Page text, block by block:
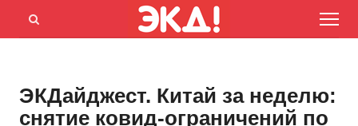
Menu
Открыть
ЭКДайджест. Китай за неделю:
снятие ковид-ограничений по